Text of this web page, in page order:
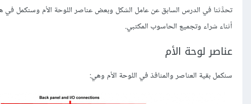
تحدَّثنا في الدرس السابق عن عامل الشكل وبعض عناصر اللوحة الأم وسنكمل في
أثناء شراء وتجميع الحاسوب المكتبي.
عناصر لوحة الأم
سنكمل بقية العناصر والمنافذ في اللوحة الأم وهي: